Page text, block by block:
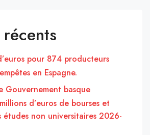
pour 874 producteurs
en Espagne.
Gouvernement basque
d’euros de bourses et
études non universitaires 2026-